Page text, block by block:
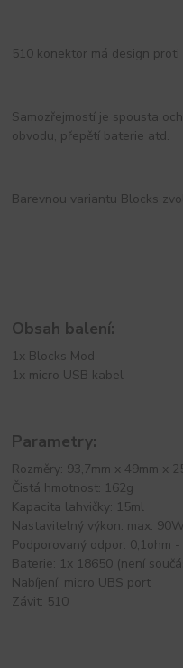
510 konektor má design
Samozřejmostí je spousta
obvodu, přepětí baterie atd.
Barevnou variantu Blocks
Obsah balení:
1x Blocks Mod
1x micro USB kabel
Parametry:
Rozměry: 93,7mm x 49mm x
Čistá hmotnost: 162g
Kapacita lahvičky: 15ml
Nastavitelný výkon: max.
Podporovaný odpor: 0,1ohm -
Baterie: 1x 18650 (není
Nabíjení: micro UBS port
Závit: 510